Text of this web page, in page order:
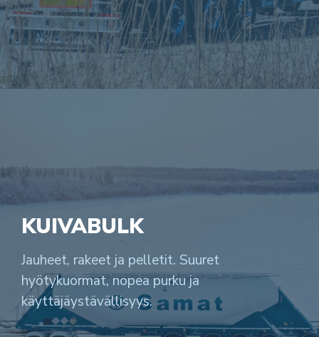
KUIVABULK
Jauheet, rakeet ja pelletit. Suuret
hyötykuormat, nopea purku ja
käyttäjäystävällisyys.